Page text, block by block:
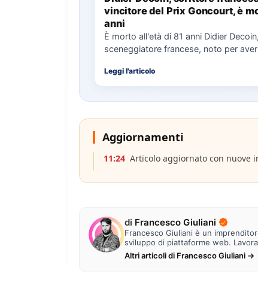
vincitore del Prix Goncourt, è
anni
È morto all'età di 81 anni Didier
sceneggiatore francese, noto per
Leggi l'articolo
Aggiornamenti
11:24 Articolo aggiornato con nuove
di Francesco Giuliani
Francesco Giuliani è un
sviluppo di piattaforme web.
Altri articoli di Francesco Giuliani →